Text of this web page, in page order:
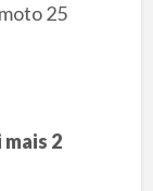
25
2